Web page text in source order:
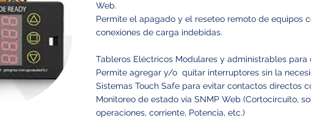
Web.
Permite el apagado y el reseteo remoto de equipos
conexiones de carga indebidas.
Tableros Eléctricos Modulares y administrables para
Permite agregar y/o quitar interruptores sin la
Sistemas Touch Safe para evitar contactos directos
Monitoreo de estado vía SNMP Web (Cortocircuito,
operaciones, corriente, Potencia, etc.)